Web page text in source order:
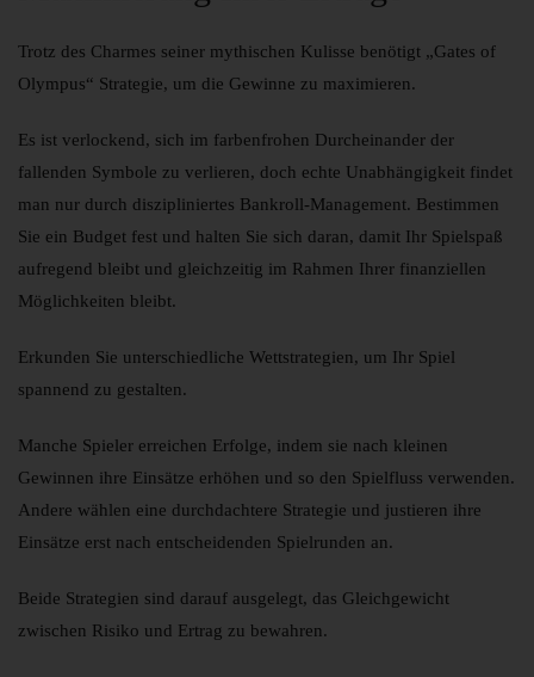
Trotz des Charmes seiner mythischen Kulisse benötigt „Gates of
Olympus“ Strategie, um die Gewinne zu maximieren.
Es ist verlockend, sich im farbenfrohen Durcheinander der
fallenden Symbole zu verlieren, doch echte Unabhängigkeit findet
man nur durch diszipliniertes Bankroll-Management. Bestimmen
Sie ein Budget fest und halten Sie sich daran, damit Ihr Spielspaß
aufregend bleibt und gleichzeitig im Rahmen Ihrer finanziellen
Möglichkeiten bleibt.
Erkunden Sie unterschiedliche Wettstrategien, um Ihr Spiel
spannend zu gestalten.
Manche Spieler erreichen Erfolge, indem sie nach kleinen
Gewinnen ihre Einsätze erhöhen und so den Spielfluss verwenden.
Andere wählen eine durchdachtere Strategie und justieren ihre
Einsätze erst nach entscheidenden Spielrunden an.
Beide Strategien sind darauf ausgelegt, das Gleichgewicht
zwischen Risiko und Ertrag zu bewahren.